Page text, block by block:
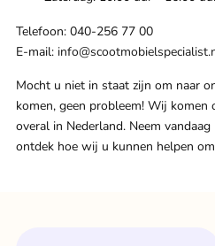
Telefoon: 040-256 77 00
E-mail:
Mocht u niet in staat zijn om naar
komen, geen probleem! Wij komen
overal in Nederland. Neem
ontdek hoe wij u kunnen helpen